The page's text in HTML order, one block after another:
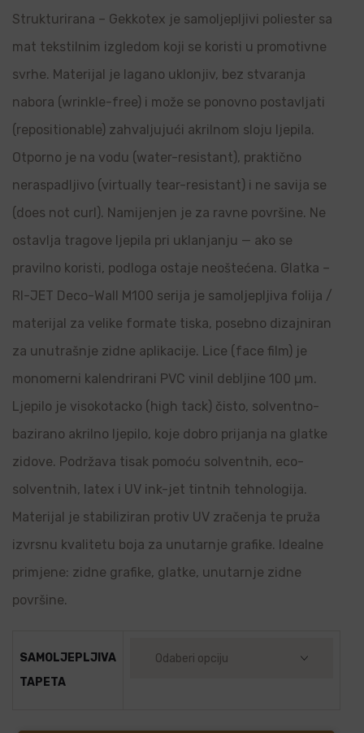
Strukturirana – Gekkotex je samoljepljivi poliester sa
mat tekstilnim izgledom koji se koristi u promotivne
svrhe. Materijal je lagano uklonjiv, bez stvaranja
nabora (wrinkle-free) i može se ponovno postavljati
(repositionable) zahvaljujući akrilnom sloju ljepila.
Otporno je na vodu (water-resistant), praktično
neraspadljivo (virtually tear-resistant) i ne savija se
(does not curl). Namijenjen je za ravne površine. Ne
ostavlja tragove ljepila pri uklanjanju — ako se
pravilno koristi, podloga ostaje neoštećena. Glatka –
RI-JET Deco-Wall M100 serija je samoljepljiva folija /
materijal za velike formate tiska, posebno dizajniran
za unutrašnje zidne aplikacije. Lice (face film) je
monomerni kalendrirani PVC vinil debljine 100 µm.
Ljepilo je visokotacko (high tack) čisto, solventno-
bazirano akrilno ljepilo, koje dobro prijanja na glatke
zidove. Podržava tisak pomoću solventnih, eco-
solventnih, latex i UV ink-jet tintnih tehnologija.
Materijal je stabiliziran protiv UV zračenja te pruža
izvrsnu kvalitetu boja za unutarnje grafike. Idealne
primjene: zidne grafike, glatke, unutarnje zidne
površine.
SAMOLJEPLJIVA
TAPETA